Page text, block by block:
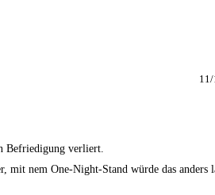
Befriedigung verliert.
nem One-Night-Stand würde das anders